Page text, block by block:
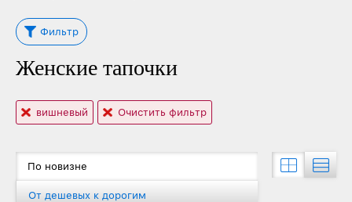
Фильтр
Женские тапочки
вишневый Очистить фильтр
По новизне
От дешевых к дорогим